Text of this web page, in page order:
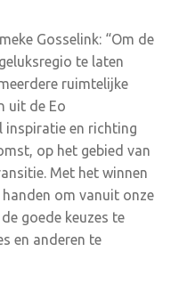
Gosselink: “Om de
te laten
ruimtelijke
uit de Eo
inspiratie en richting
op het gebied van
Met het winnen
om vanuit onze
goede keuzes te
en anderen te